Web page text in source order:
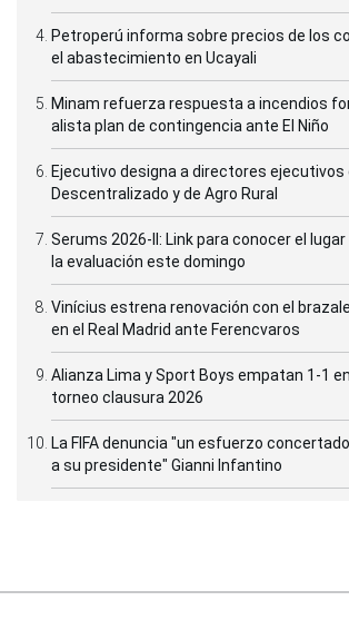
Petroperú informa sobre precios de los
el abastecimiento en Ucayali
Minam refuerza respuesta a incendios
alista plan de contingencia ante El Niño
Ejecutivo designa a directores ejecutivos
Descentralizado y de Agro Rural
Serums 2026-II: Link para conocer el
la evaluación este domingo
Vinícius estrena renovación con el
en el Real Madrid ante Ferencvaros
Alianza Lima y Sport Boys empatan 1-1
torneo clausura 2026
La FIFA denuncia "un esfuerzo
a su presidente" Gianni Infantino